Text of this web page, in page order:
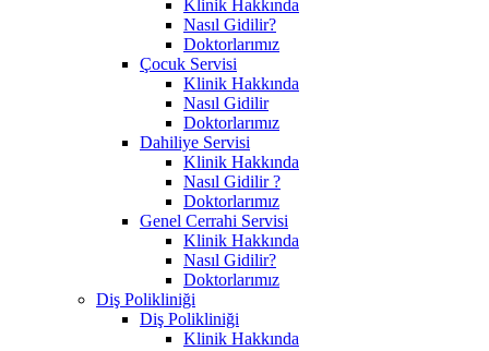
Klinik Hakkında
Nasıl Gidilir?
Doktorlarımız
Çocuk Servisi
Klinik Hakkında
Nasıl Gidilir
Doktorlarımız
Dahiliye Servisi
Klinik Hakkında
Nasıl Gidilir ?
Doktorlarımız
Genel Cerrahi Servisi
Klinik Hakkında
Nasıl Gidilir?
Doktorlarımız
Diş Polikliniği
Diş Polikliniği
Klinik Hakkında